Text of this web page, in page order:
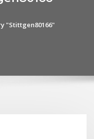
"Stittgen80166"